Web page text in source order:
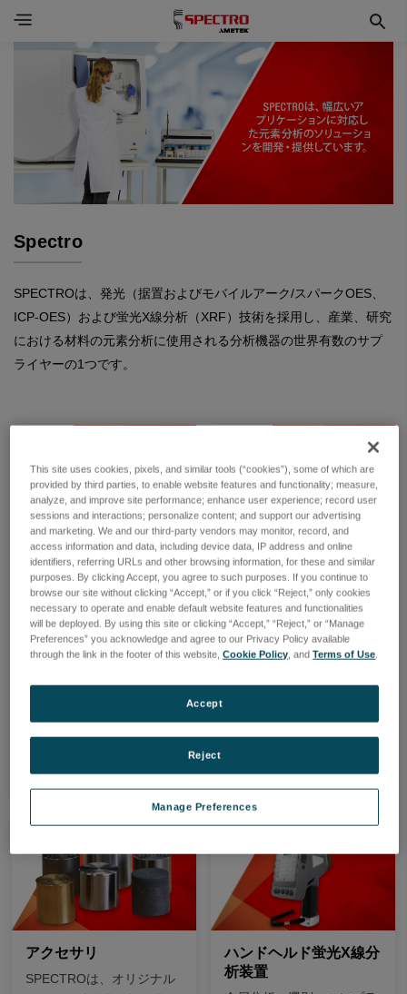
Spectro
SPECTROは、発光（据置およびモバイルアーク/スパークOES、
ICP-OES）および蛍光X線分析（XRF）技術を採用し、産業、研究
における材料の元素分析に使用される分析機器の世界有数のサプ
ライヤーの1つです。
ICP 発光分光分析装置
液体やスラリーのppbか
ら%までの元素分析に対
応、大量サンプルの自動無
人分析による高い生産性
製品一覧
ICP-MS 発光分光分析装
置
完全同時ICP-質量分析計
製品一覧
アクセサリ
SPECTROは、オリジナル
ハンドヘルド蛍光X線分
析装置
This site uses cookies, pixels, and similar tools (“cookies”), some of which are
provided by third parties, to enable website features and functionality; measure,
analyze, and improve site performance; enhance user experience; record user
sessions and interactions; personalize content; and support our advertising
and marketing. We and our third-party vendors may monitor, record, and
access information and data, including device data, IP address and online
identifiers, referring URLs and other browsing information, for these and similar
purposes. By clicking Accept, you agree to such purposes. If you continue to
browse our site without clicking “Accept,” or if you click “Reject,” only cookies
necessary to operate and enable default website features and functionalities
will be deployed. By using this site or clicking “Accept,” “Reject,” or “Manage
Preferences” you acknowledge and agree to our Privacy Policy available
through the link in the footer of this website,Cookie Policy, andTerms of Use.
Manage Preferences
Reject
Accept